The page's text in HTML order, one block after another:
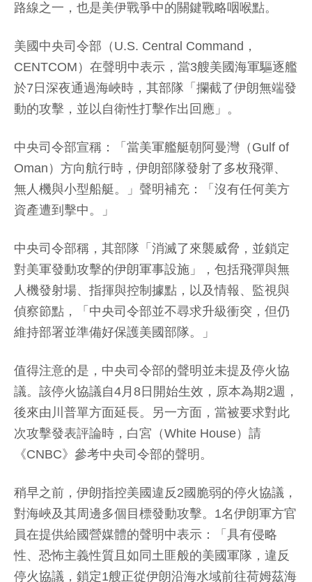
路線之一，也是美伊戰爭中的關鍵戰略咽喉點。
美國中央司令部（U.S. Central Command，
CENTCOM）在聲明中表示，當3艘美國海軍驅逐艦
於7日深夜通過海峽時，其部隊「攔截了伊朗無端發
動的攻擊，並以自衛性打擊作出回應」。
中央司令部宣稱：「當美軍艦艇朝阿曼灣（Gulf of
Oman）方向航行時，伊朗部隊發射了多枚飛彈、
無人機與小型船艇。」聲明補充：「沒有任何美方
資產遭到擊中。」
中央司令部稱，其部隊「消滅了來襲威脅，並鎖定
對美軍發動攻擊的伊朗軍事設施」，包括飛彈與無
人機發射場、指揮與控制據點，以及情報、監視與
偵察節點，「中央司令部並不尋求升級衝突，但仍
維持部署並準備好保護美國部隊。」
值得注意的是，中央司令部的聲明並未提及停火協
議。該停火協議自4月8日開始生效，原本為期2週，
後來由川普單方面延長。另一方面，當被要求對此
次攻擊發表評論時，白宮（White House）請
《CNBC》參考中央司令部的聲明。
稍早之前，伊朗指控美國違反2國脆弱的停火協議，
對海峽及其周邊多個目標發動攻擊。1名伊朗軍方官
員在提供給國營媒體的聲明中表示：「具有侵略
性、恐怖主義性質且如同土匪般的美國軍隊，違反
停火協議，鎖定1艘正從伊朗沿海水域前往荷姆茲海